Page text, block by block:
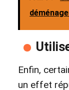
Enfin,
un effet